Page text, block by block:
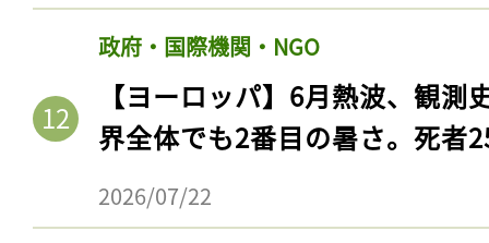
政府・国際機関・NGO
【ヨーロッパ】6月熱波、観
界全体でも2番目の暑さ。死者
2026/07/22
会員登録